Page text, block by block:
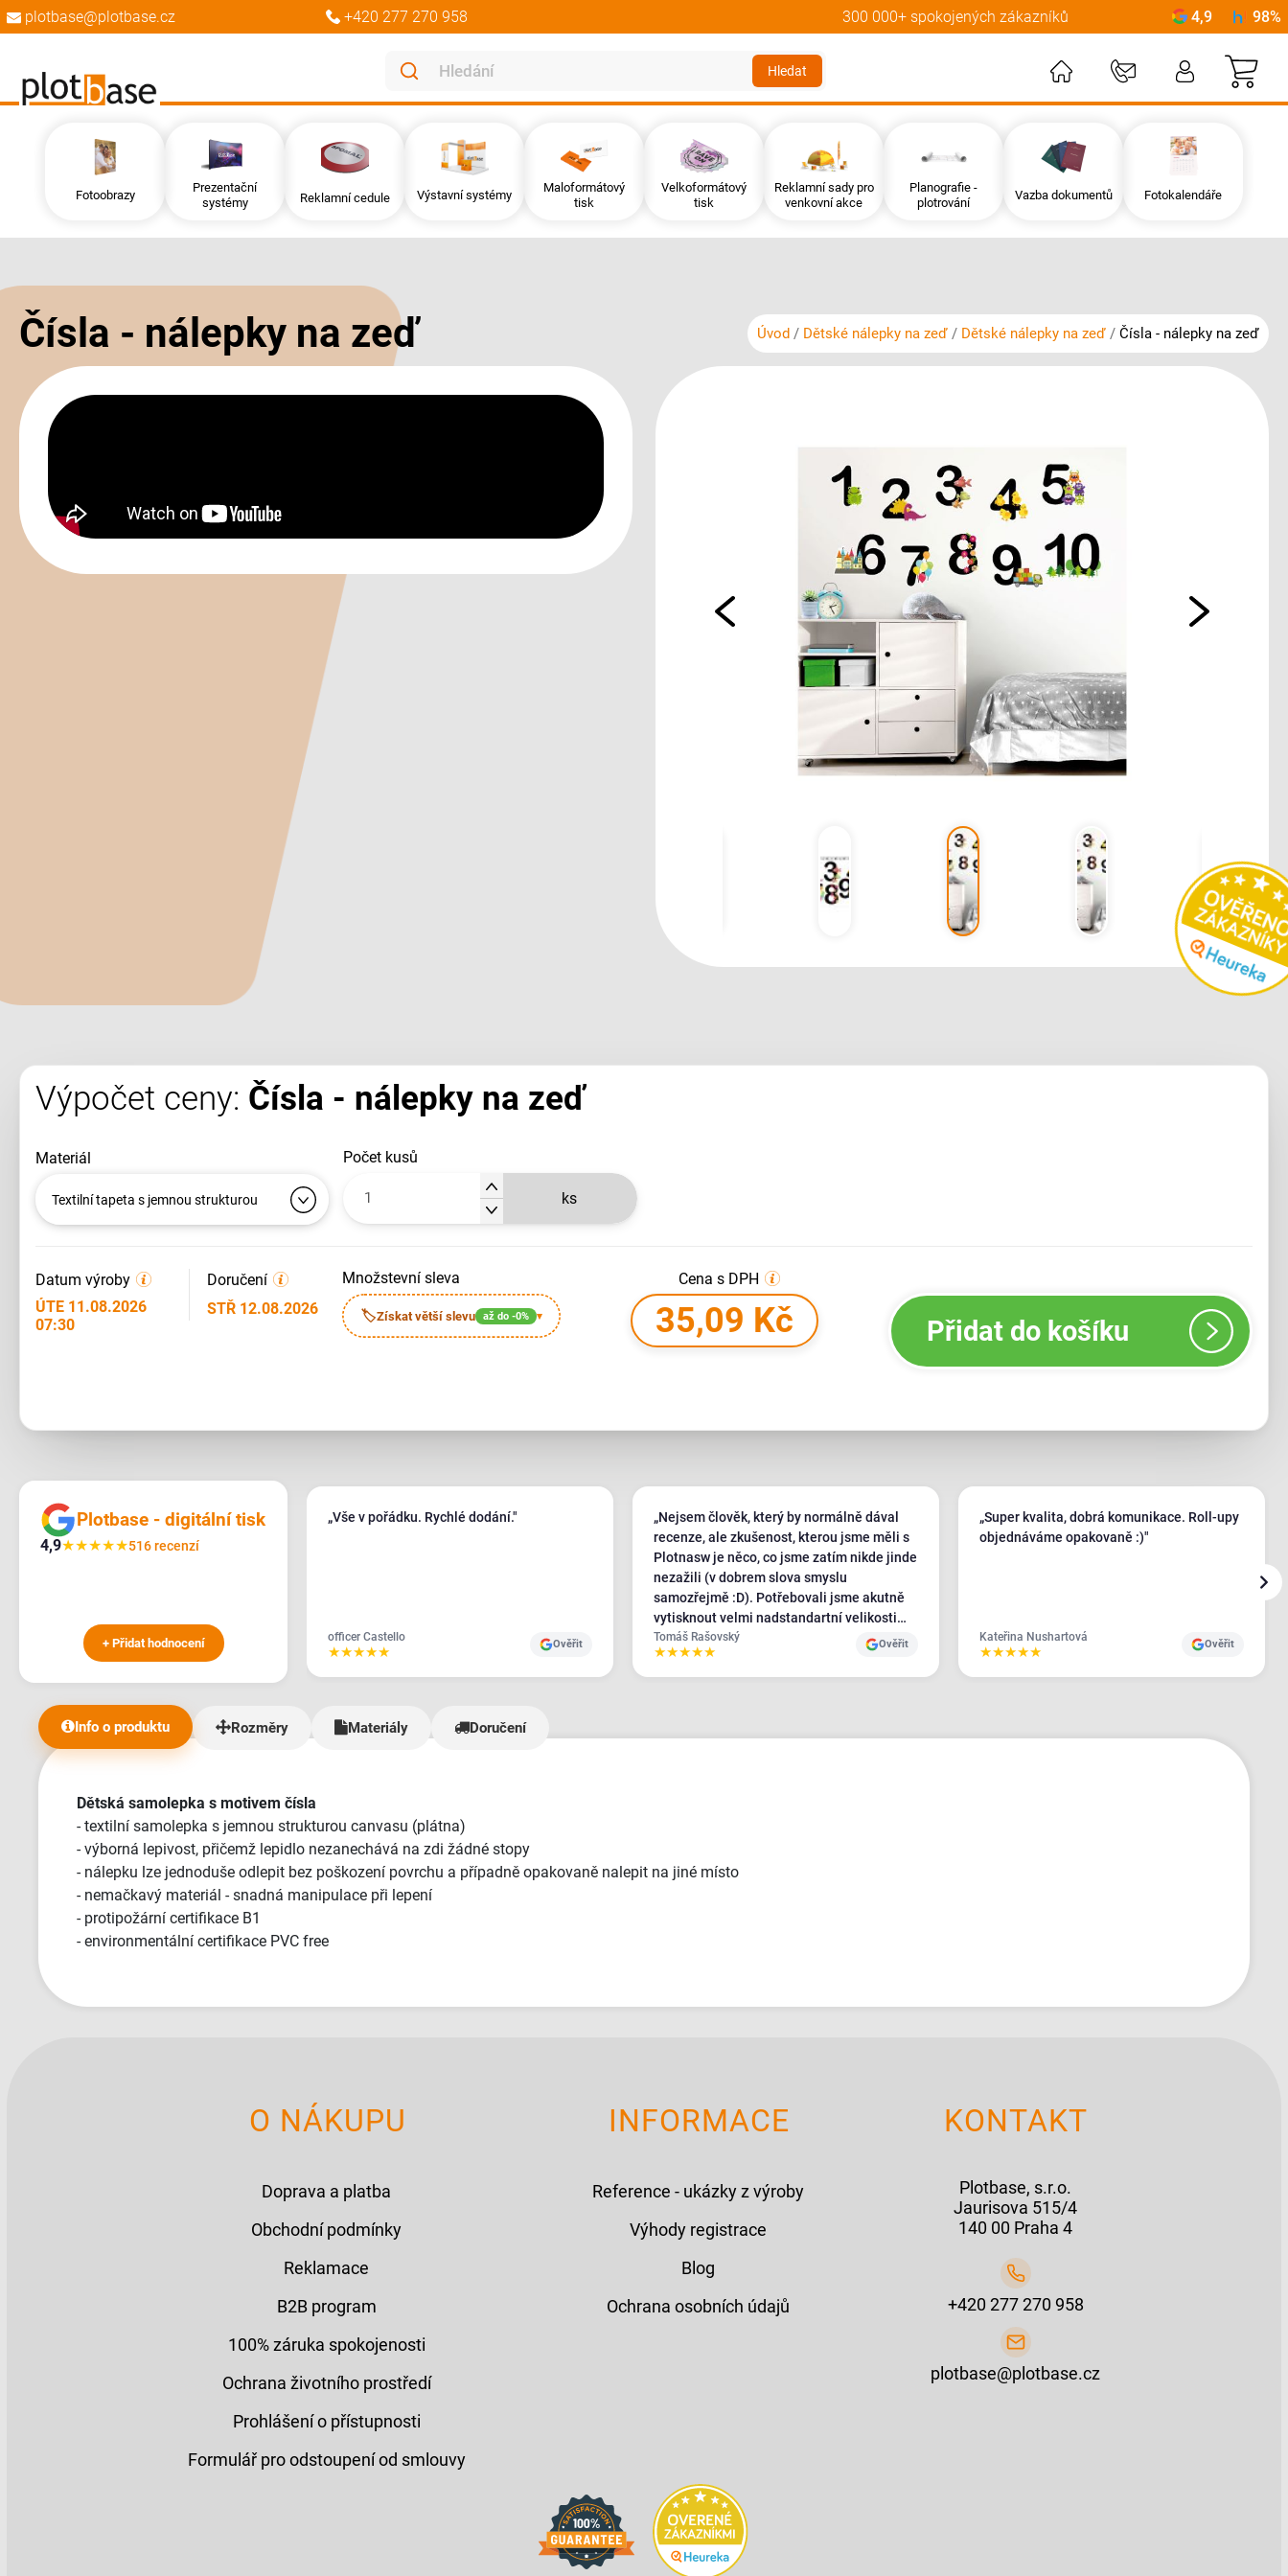
plotbase@plotbase.cz +420 277 270 958 300 000+ spokojených zákazníků 4,9 98%
Hledat
Fotoobrazy
Prezentační
systémy
Reklamní cedule Výstavní systémy
Maloformátový
tisk
Velkoformátový
tisk
Reklamní sady pro
venkovní akce
Planografie -
plotrování
Vazba dokumentů Fotokalendáře
galerie
s
Čísla - nálepky na zeď Úvod Dětské nálepky na zeď Dětské nálepky na zeď Čísla - nálepky na zeď
galerie
s
Výpočet ceny: Čísla - nálepky na zeď
materiál
Textilní tapeta s jemnou strukturou
počet kusů
ks
Datum výroby
ÚTE 11.08.2026
07:30
Doručení
STŘ 12.08.2026
množstevní sleva
🏷Získat větší slevu až do -0% ▾
Cena s DPH
35,09 Kč Přidat do košíku
Plotbase - digitální tisk
4,9★★★★★516 recenzí
+ Přidat hodnocení
„Vše v pořádku. Rychlé dodání."
officer Castello
★★★★★ Ověřit
„Nejsem člověk, který by normálně dával
recenze, ale zkušenost, kterou jsme měli s
Plotnasw je něco, co jsme zatím nikde jinde
nezažili (v dobrem slova smyslu
samozřejmě :D). Potřebovali jsme akutně
vytisknout velmi nadstandartní velikosti
banneru, obvolali jsme cca 20 tiskáren po
celém ČR a SK a jedinej, kdo nám na naše
požadavky kývl byl Plotbase - a ještě s
jsme obdrželi v naprosto TOP kvalitě a jak
Tomáš Rašovský
★★★★★ Ověřit
„Super kvalita, dobrá komunikace. Roll-upy
objednáváme opakovaně :)"
Kateřina Nushartová
★★★★★ Ověřit
Info o produktu Rozměry Materiály Doručení
Dětská samolepka s motivem čísla
- textilní samolepka s jemnou strukturou canvasu (plátna)
- výborná lepivost, přičemž lepidlo nezanechává na zdi žádné stopy
- nálepku lze jednoduše odlepit bez poškození povrchu a případně opakovaně nalepit na jiné místo
- nemačkavý materiál - snadná manipulace při lepení
- protipožární certifikace B1
- environmentální certifikace PVC free
O NÁKUPU
Doprava a platba
Obchodní podmínky
Reklamace
B2B program
100% záruka spokojenosti
Ochrana životního prostředí
Prohlášení o přístupnosti
Formulář pro odstoupení od smlouvy
INFORMACE
Reference - ukázky z výroby
Výhody registrace
Blog
Ochrana osobních údajů
KONTAKT
Plotbase, s.r.o.
Jaurisova 515/4
140 00 Praha 4
+420 277 270 958
plotbase@plotbase.cz